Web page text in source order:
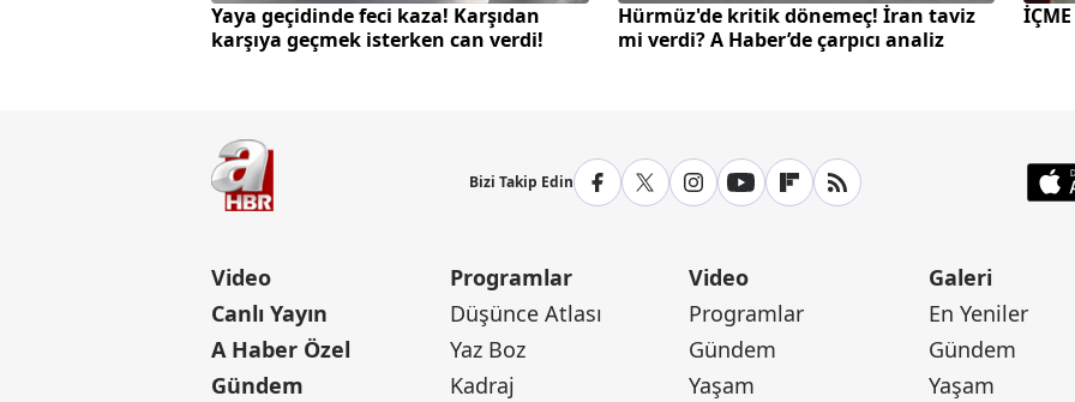
Yaya geçidinde feci kaza! Karşıdan
karşıya geçmek isterken can verdi!
Hürmüz'de kritik dönemeç! İran taviz
mi verdi? A Haber’de çarpıcı analiz
Bizi Takip Edin
Video
Canlı Yayın
A Haber Özel
Gündem
Programlar
Düşünce Atlası
Yaz Boz
Kadraj
Video
Programlar
Gündem
Yaşam
Galeri
En Yeniler
Gündem
Yaşam